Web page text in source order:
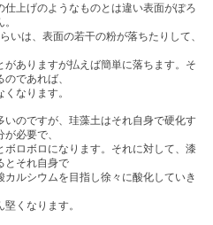
上げのようなものとは違い表面がぽろ
いは、表面の若干の粉が落ちたりして、
ありますが払えば簡単に落ちます。そ
であれば、
なります。
のですが、珪藻土はそれ自身で硬化す
必要で、
ロボロになります。それに対して、漆
とそれ自身で
ルシウムを目指し徐々に酸化していき
くなります。